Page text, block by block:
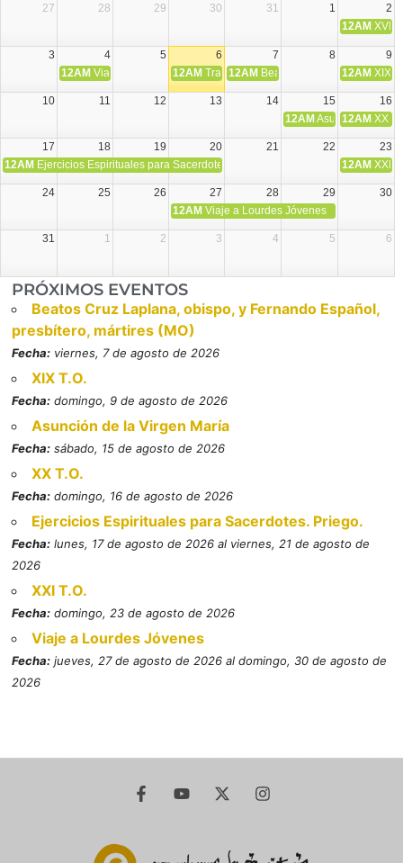
27
28 29 30 31 1
2
12AM XVIII
3 4 5 6 7 8
9
12AM Viaje Diocesano a Japón.
12AM Transfiguración del Señor
12AM Beatos Cruz Laplana,
12AM XIX
10 11 12 13 14 15
16
12AM Asunción de la
12AM XX
17 18 19 20 21 22
23
12AM Ejercicios Espirituales para Sacerdotes. Priego. 12AM XXI
24 25 26 27 28 29
30
12AM Viaje a Lourdes Jóvenes
31 1 2 3 4 5 6
PRÓXIMOS EVENTOS
Beatos Cruz Laplana, obispo, y Fernando Español,
presbítero, mártires (MO)
Fecha: viernes, 7 de agosto de 2026
XIX T.O.
Fecha: domingo, 9 de agosto de 2026
Asunción de la Virgen María
Fecha: sábado, 15 de agosto de 2026
XX T.O.
Fecha: domingo, 16 de agosto de 2026
Ejercicios Espirituales para Sacerdotes. Priego.
Fecha: lunes, 17 de agosto de 2026 al viernes, 21 de agosto de
2026
XXI T.O.
Fecha: domingo, 23 de agosto de 2026
Viaje a Lourdes Jóvenes
Fecha: jueves, 27 de agosto de 2026 al domingo, 30 de agosto de
2026